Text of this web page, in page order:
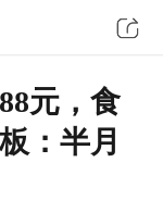
元，食
：半月